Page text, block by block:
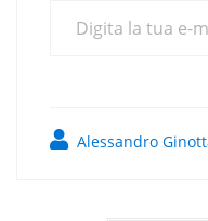
Alessandro